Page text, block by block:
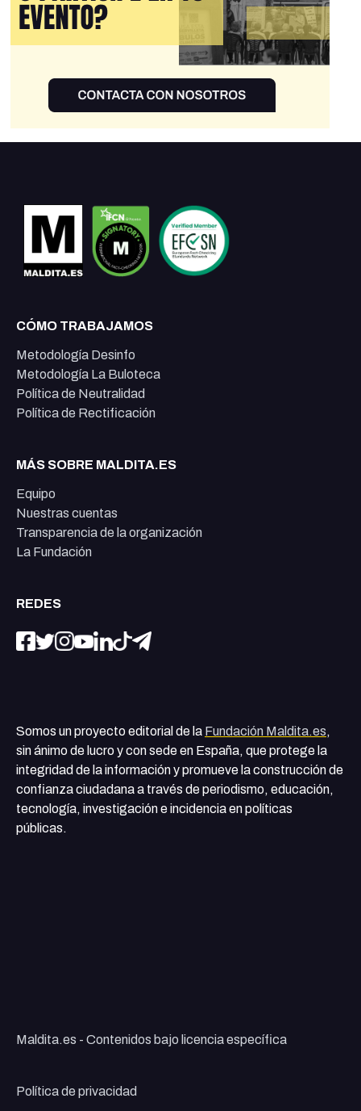
CÓMO TRABAJAMOS
Metodología Desinfo
Metodología La Buloteca
Política de Neutralidad
Política de Rectificación
MÁS SOBRE MALDITA.ES
Equipo
Nuestras cuentas
Transparencia de la organización
La Fundación
REDES
Somos un proyecto editorial de la Fundación Maldita.es,
sin ánimo de lucro y con sede en España, que protege la
integridad de la información y promueve la construcción de
confianza ciudadana a través de periodismo, educación,
tecnología, investigación e incidencia en políticas
públicas.
Maldita.es - Contenidos bajo licencia específica
Política de privacidad